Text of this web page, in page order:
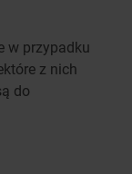
w przypadku
z nich
do